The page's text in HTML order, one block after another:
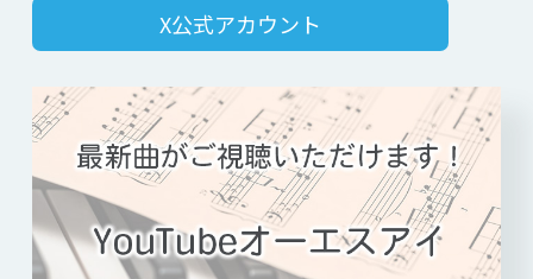
X公式アカウント